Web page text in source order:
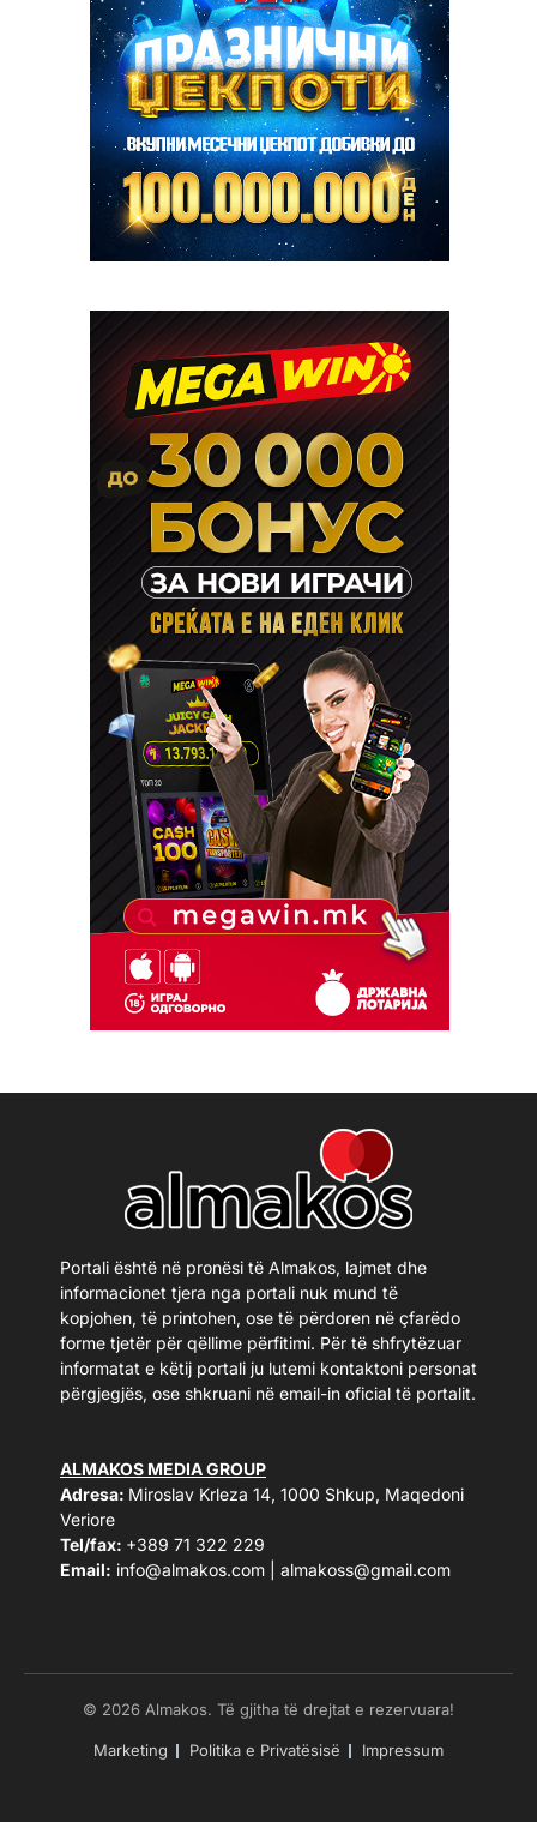
Portali është në pronësi të Almakos, lajmet dhe
informacionet tjera nga portali nuk mund të
kopjohen, të printohen, ose të përdoren në çfarëdo
forme tjetër për qëllime përfitimi. Për të shfrytëzuar
informatat e këtij portali ju lutemi kontaktoni personat
përgjegjës, ose shkruani në email-in oficial të portalit.
ALMAKOS MEDIA GROUP
Adresa: Miroslav Krleza 14, 1000 Shkup, Maqedoni
Veriore
Tel/fax: +389 71 322 229
Email: info@almakos.com almakoss@gmail.com
© 2026 Almakos. Të gjitha të drejtat e rezervuara!
Marketing Politika e Privatësisë Impressum